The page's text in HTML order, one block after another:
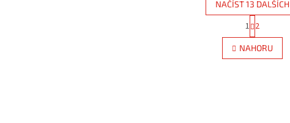
O
v
l
NAČÍST 13 DALŠÍCH
t
r
á
n
1 2
NAHORU